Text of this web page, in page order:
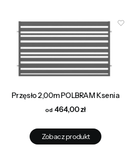
Przęsło 2,00m POLBRAM Ksenia
Cena464,00 zł
Zobacz produkt